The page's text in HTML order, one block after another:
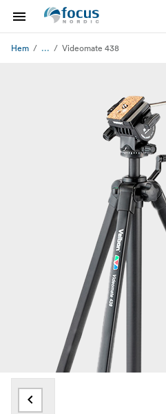
Hem ... Videomate 438